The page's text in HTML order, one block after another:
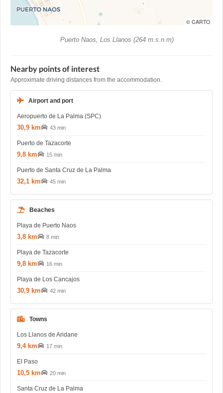
© CARTO
Puerto Naos, Los Llanos (264 m.s.n.m)
Nearby points of interest
Approximate driving distances from the accommodation.
Airport and port
Aeropuerto de La Palma (SPC)
30,9 km 43 min
Puerto de Tazacorte
9,8 km 15 min
Puerto de Santa Cruz de La Palma
32,1 km 45 min
Beaches
Playa de Puerto Naos
3,8 km 8 min
Playa de Tazacorte
9,8 km 16 min
Playa de Los Cancajos
30,9 km 42 min
Towns
Los Llanos de Aridane
9,4 km 17 min
El Paso
10,5 km 20 min
Santa Cruz de La Palma